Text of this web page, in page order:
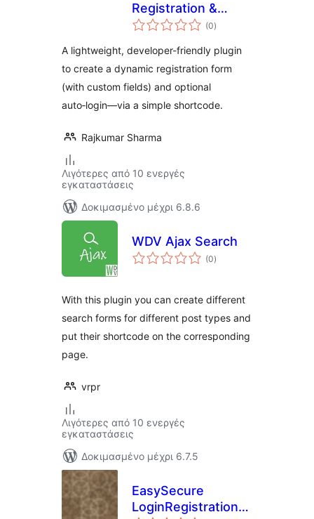
Registration &
Login
(0αξιολογήσεις
σύνολο
)
A lightweight, developer-friendly plugin
to create a dynamic registration form
(with custom fields) and optional
auto‑login—via a simple shortcode.
Rajkumar Sharma
Λιγότερες από 10 ενεργές
εγκαταστάσεις
Δοκιμασμένο μέχρι 6.8.6
WDV Ajax Search
(0αξιολογήσεις
σύνολο
)
With this plugin you can create different
search forms for different post types and
put their shortcode on the corresponding
page.
vrpr
Λιγότερες από 10 ενεργές
εγκαταστάσεις
Δοκιμασμένο μέχρι 6.7.5
EasySecure
LoginRegistration